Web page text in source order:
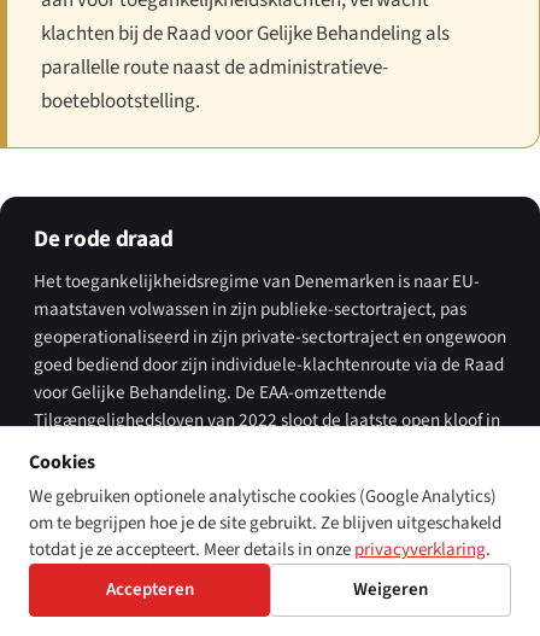
klachten bij de Raad voor Gelijke Behandeling als
parallelle route naast de administratieve-
boeteblootstelling.
De rode draad
Het toegankelijkheidsregime van Denemarken is naar EU-
maatstaven volwassen in zijn publieke-sector­traject, pas
geoperationaliseerd in zijn private-sector­traject en ongewoon
goed bediend door zijn individuele-klachtenroute via de Raad
voor Gelijke Behandeling. De EAA-omzettende
Tilgængeligheds­loven van 2022 sloot de laatste open kloof in
de wet; Sikkerhedsstyrelsen heeft een geloofwaardige
markttoezichtorganisatie opgebouwd voor het private-
sector­traject; DIGST voert de WAD-monitoringsmethodologie
continu uit sinds 2019. Wat door 2026–27 nog getest moet
worden is of de administratieve-boetetabel wordt gebruikt
aan de bovenkant tegen flagrante niet-naleving — en of de
antidiscriminatieroute van de Raad voor Gelijke Behandeling
Cookies
We gebruiken optionele analytische cookies (Google Analytics)
om te begrijpen hoe je de site gebruikt. Ze blijven uitgeschakeld
totdat je ze accepteert. Meer details in onzeprivacyverklaring.
Accepteren
Weigeren